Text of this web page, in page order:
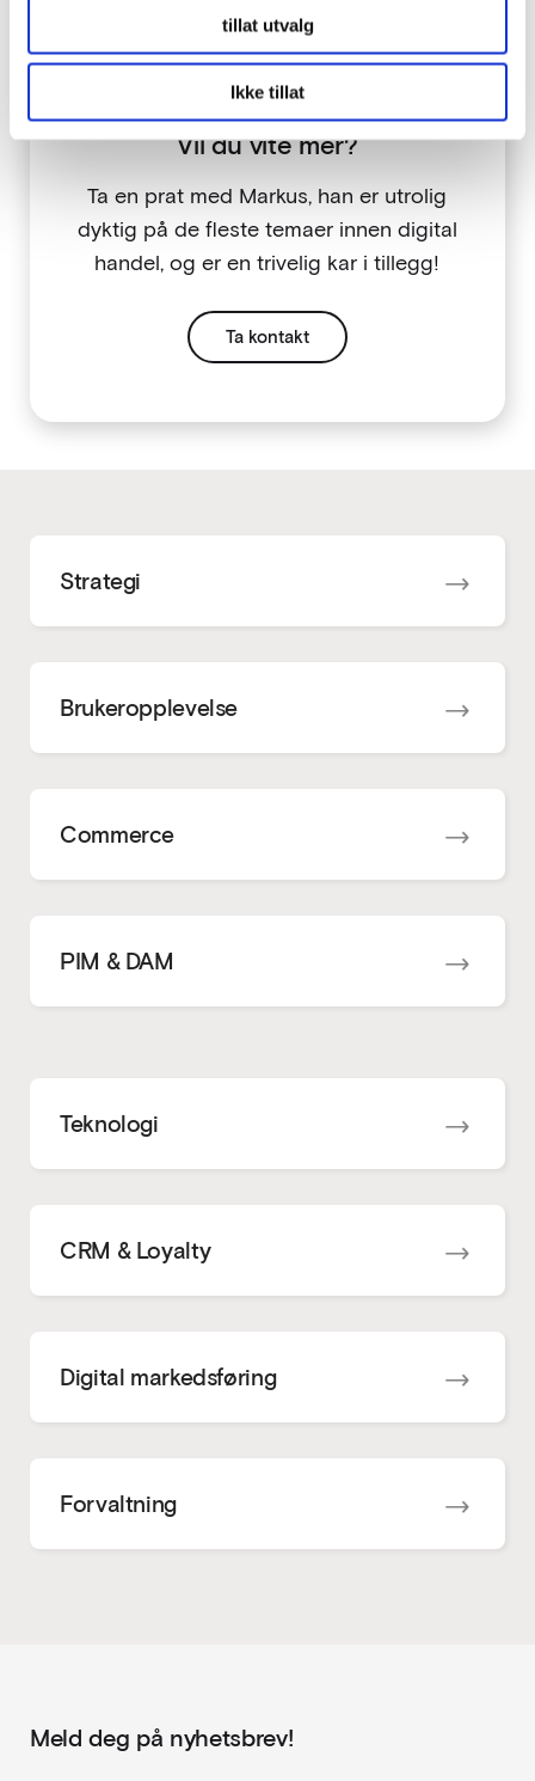
tillat utvalg
Ikke tillat
Vil du vite mer?
Ta en prat med Markus, han er utrolig
dyktig på de fleste temaer innen digital
handel, og er en trivelig kar i tillegg!
Ta kontakt
Strategi
Brukeropplevelse
Commerce
PIM & DAM
Teknologi
CRM & Loyalty
Digital markedsføring
Forvaltning
Meld deg på nyhetsbrev!